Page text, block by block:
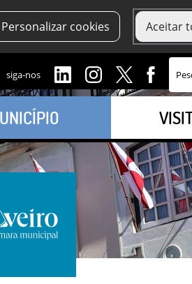
Personalizar cookies Aceitar
siga-nos